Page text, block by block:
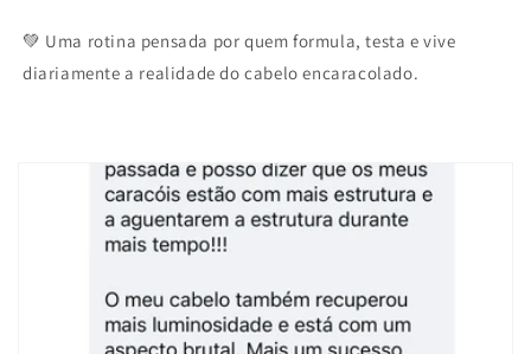
💚 Uma rotina pensada por quem formula, testa e vive
diariamente a realidade do cabelo encaracolado.